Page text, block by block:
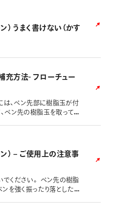
品向けの製品ではござい
のある用途にはお薦めして
象：食器 布巾 食品用ラッ
） うまく書けない（かす
方法- フローチュー
は、ペン先部に樹脂玉が付
ペン先の樹脂玉を取ってか
） – ご使用上の注意事
ください。 ペン先の樹脂
を強く振ったり落としたり